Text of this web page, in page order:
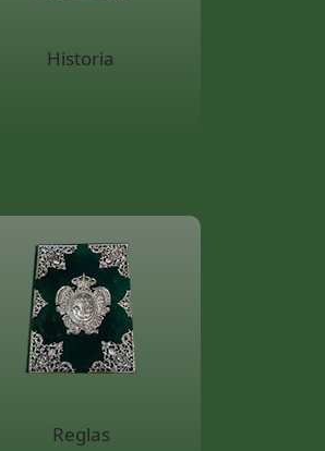
Historia
Reglas